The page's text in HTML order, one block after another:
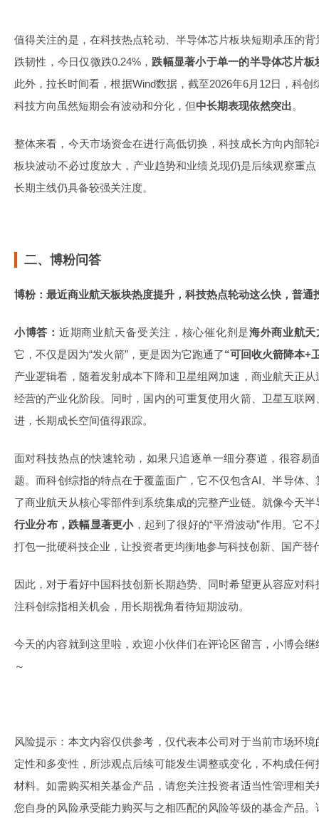
值得关注的是，在科技热点轮动、半导体芯片板块短期承压的
跌韧性，今日仅微跌0.24%， 跌幅显著小于单一的半导体芯片板
此外，拉长时间看，根据Wind数据，截至2026年6月12日，科
科技方向虽然短期会有波动和分化，但中长期表现依然突出。
整体来看，今天市场资金在进行高低切换，科技成长方向内部
板块波动不必过度放大，产业趋势和业绩兑现仍是后续观察重
长期主线仍具备较强关注度。
二、博粉问答
博粉：最近商业航天板块热度提升，科技热点轮动这么快，普通
小博答： 近期商业航天备受关注，核心催化剂是海外商业航
它，不仅是因为“发火箭”，更是因为它跑通了“可回收火箭降本+
产业逻辑看，随着发射成本下降和卫星组网加速，商业航天正
经营的产业化阶段。同时，国内的可重复使用火箭、卫星互联
进，长期成长空间值得跟踪。
面对科技热点的快速轮动，如果只追逐单一细分赛道，很容易
题。而科创综指的特点在于覆盖面广，它不仅包含AI、半导体
了商业航天从核心零部件到系统集成的完整产业链。就像今天
行业分布，跌幅显著更小，起到了很好的“平滑波动”作用。它
打包一批硬科技企业，让投资者更均衡地参与科技创新、国产替
因此，对于看好中国科技创新长期趋势、同时希望更从容应对
注科创综指相关机会，用长期视角看待短期波动。
今天的内容就到这里啦，欢迎小伙伴们在评论区留言，小博会
～
风险提示：本文内容仅供参考，仅代表本公司对于当前市场环
定性和多变性，所涉观点后续可能发生调整或变化，不构成任
材料。如需购买相关基金产品，请您关注投资者适当性管理相
您自身的风险承受能力购买与之相匹配的风险等级的基金产品